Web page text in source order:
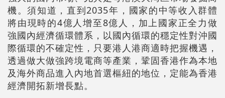
機。須知道，直到2035年，國家的中等收入群體
將由現時的4億人增至8億人，加上國家正全力做
強國內經濟循環體系，以國內循環的穩定性對沖國
際循環的不確定性，只要港人港商適時把握機遇，
透過做大做強跨境電商等產業，鞏固香港作為本地
及海外商品進入內地首選樞紐的地位，定能為香港
經濟開拓新增長點。